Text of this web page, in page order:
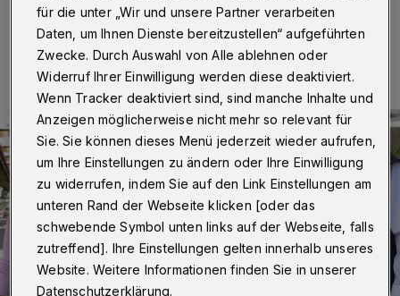
28.09.2018 , 10:00 Uhr Eine Minute Lesezeit
für die unter „Wir und unsere Partner verarbeiten
Daten, um Ihnen Dienste bereitzustellen“ aufgeführten
Zwecke. Durch Auswahl von Alle ablehnen oder
Widerruf Ihrer Einwilligung werden diese deaktiviert.
Wenn Tracker deaktiviert sind, sind manche Inhalte und
Anzeigen möglicherweise nicht mehr so relevant für
Sie. Sie können dieses Menü jederzeit wieder aufrufen,
um Ihre Einstellungen zu ändern oder Ihre Einwilligung
zu widerrufen, indem Sie auf den Link Einstellungen am
unteren Rand der Webseite klicken [oder das
schwebende Symbol unten links auf der Webseite, falls
zutreffend]. Ihre Einstellungen gelten innerhalb unseres
Website. Weitere Informationen finden Sie in unserer
Datenschutzerklärung.